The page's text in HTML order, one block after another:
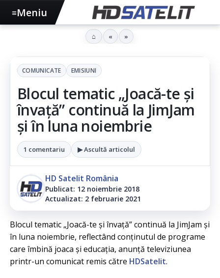
COMUNICATE EMISIUNI
Blocul tematic „Joacă-te și
învață” continuă la JimJam
și în luna noiembrie
1 comentariu ▶ Ascultă articolul
HD Satelit România
Publicat: 12 noiembrie 2018
Actualizat: 2 februarie 2021
Blocul tematic „Joacă-te și învață” continuă la JimJam și
în luna noiembrie, reflectând conținutul de programe
care îmbină joaca și educația, anunță televiziunea
printr-un comunicat remis către HDSatelit.
≡Meniu
⌂ « »